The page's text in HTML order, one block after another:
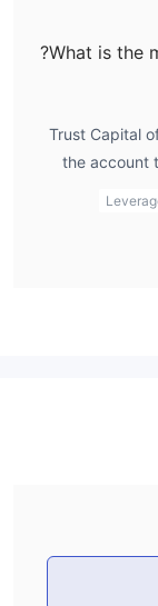
What is the
Trust Capital
the account
1:1000, while
of 1:100, and